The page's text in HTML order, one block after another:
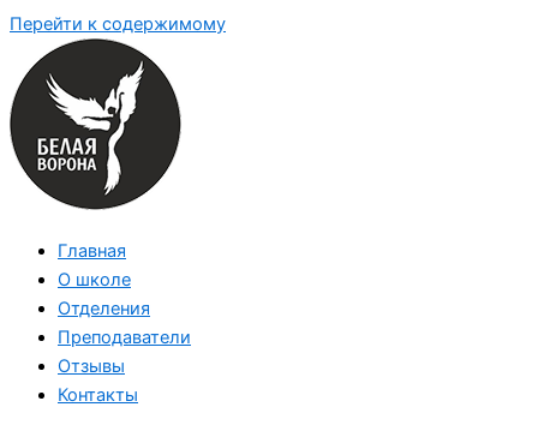
Перейти к содержимому
Главная
О школе
Отделения
Преподаватели
Отзывы
Контакты